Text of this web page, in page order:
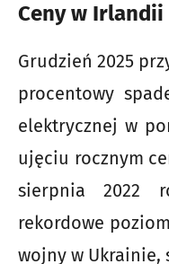
Ceny w Irlandii
Grudzień 2025
procentowy
elektrycznej w
ujęciu rocznym
sierpnia 2022
rekordowe
wojny w Ukrainie,